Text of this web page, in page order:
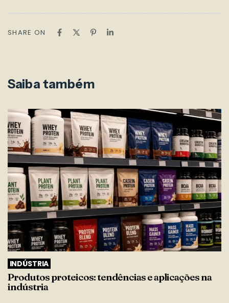
SHARE ON
Saiba também
INDÚSTRIA
Produtos proteicos: tendências e aplicações na
indústria